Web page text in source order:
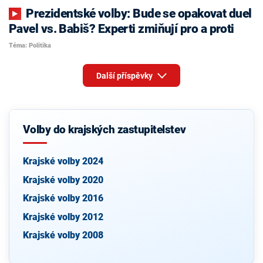
Pavel vs. Babiš? Experti zmiňují pro a proti
Téma: Politika
Další příspěvky
Volby do krajských zastupitelstev
Krajské volby 2024
Krajské volby 2020
Krajské volby 2016
Krajské volby 2012
Krajské volby 2008